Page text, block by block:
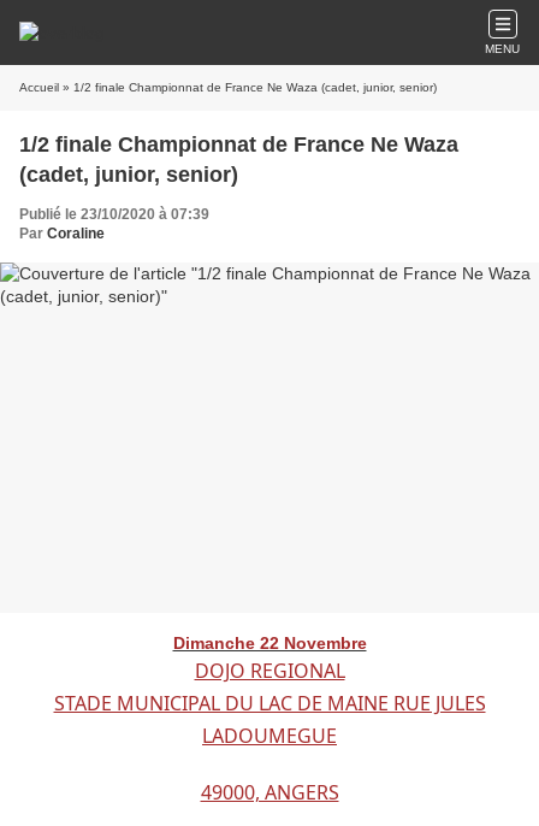
MENU
Accueil » 1/2 finale Championnat de France Ne Waza (cadet, junior, senior)
1/2 finale Championnat de France Ne Waza
(cadet, junior, senior)
Publié le 23/10/2020 à 07:39
Par Coraline
Dimanche 22 Novembre
DOJO REGIONAL
STADE MUNICIPAL DU LAC DE MAINE RUE JULES
LADOUMEGUE
49000, ANGERS